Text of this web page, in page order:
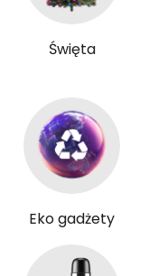
Święta
Eko gadżety